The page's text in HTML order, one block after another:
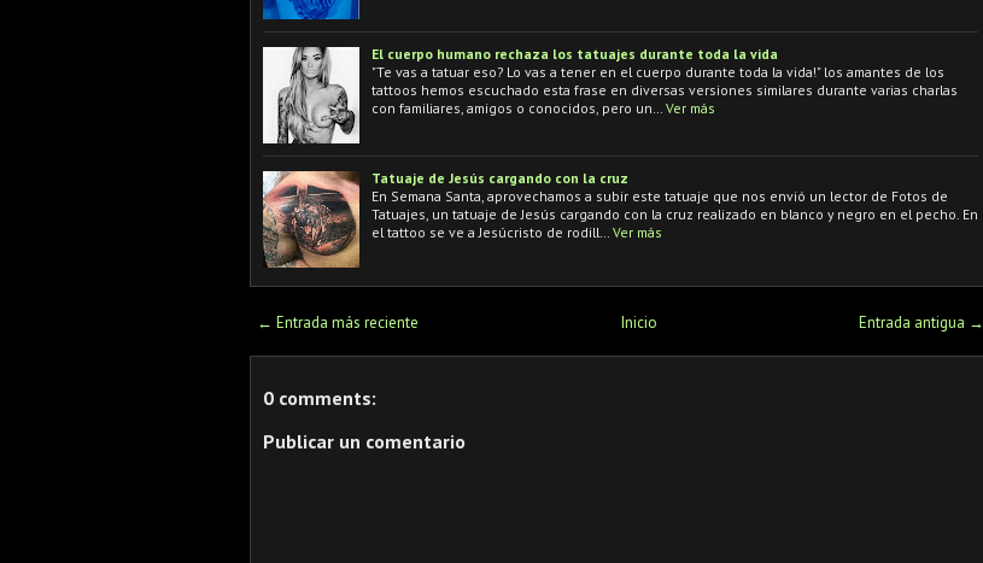
El cuerpo humano rechaza los tatuajes durante toda la vida
"Te vas a tatuar eso? Lo vas a tener en el cuerpo durante toda la vida!" los amantes de los
tattoos hemos escuchado esta frase en diversas versiones similares durante varias charlas
con familiares, amigos o conocidos, pero un…
Ver más
Tatuaje de Jesús cargando con la cruz
En Semana Santa, aprovechamos a subir este tatuaje que nos envió un lector de Fotos de
Tatuajes, un tatuaje de Jesús cargando con la cruz realizado en blanco y negro en el pecho. En
el tattoo se ve a Jesúcristo de rodill…
Ver más
← Entrada más reciente Entrada antigua →
Inicio
0 comments:
Publicar un comentario